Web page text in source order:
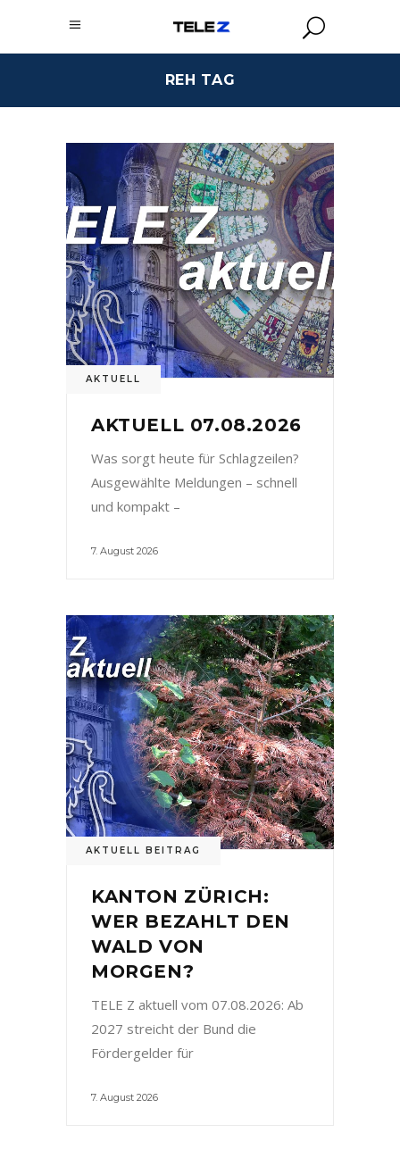
REH TAG
AKTUELL
AKTUELL 07.08.2026
Was sorgt heute für Schlagzeilen?
Ausgewählte Meldungen – schnell
und kompakt –
7. August 2026
AKTUELL BEITRAG
KANTON ZÜRICH:
WER BEZAHLT DEN
WALD VON
MORGEN?
TELE Z aktuell vom 07.08.2026: Ab
2027 streicht der Bund die
Fördergelder für
7. August 2026